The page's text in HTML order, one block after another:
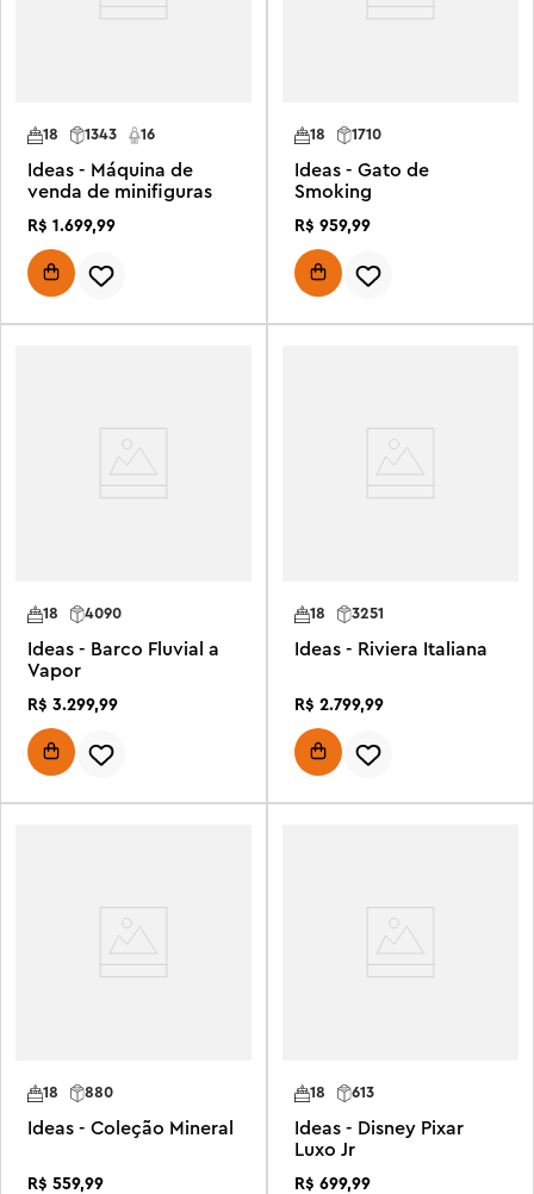
18 16
1343
Ideas - Máquina de
venda de minifiguras
R$ 1 .699,99
1710
18
Ideas - Gato de
Smoking
R$ 959,99
18 4090
Ideas - Barco Fluvial a
Vapor
R$ 3.299,99
18 3251
Ideas - Riviera Italiana
R$ 2.799,99
880
18
Ideas - Coleção Mineral
R$ 559,99
18 613
Ideas - Disney Pixar
Luxo Jr
R$ 699,99